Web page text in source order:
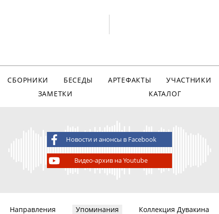
СБОРНИКИ БЕСЕДЫ АРТЕФАКТЫ
УЧАСТНИКИ
ЗАМЕТКИ
КАТАЛОГ
Новости и анонсы в Facebook
Видео-архив на Youtube
Направления Упоминания Коллекция Дувакина